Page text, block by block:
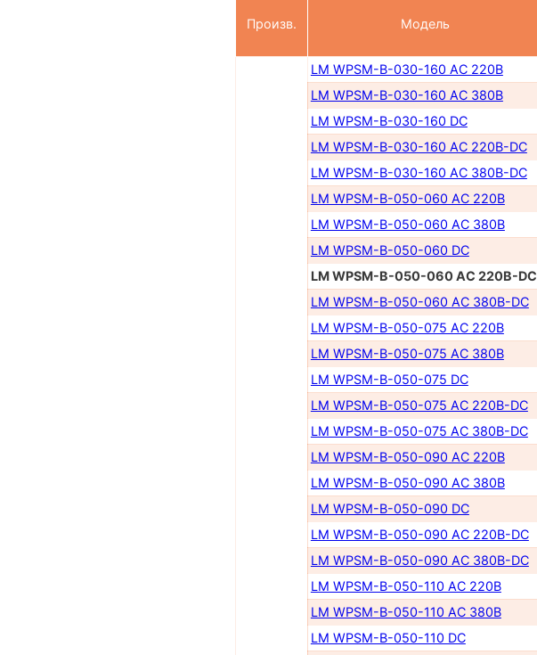
Произв. Модель
LM WPSM-B-030-160 AC 220В
LM WPSM-B-030-160 AC 380В
LM WPSM-B-030-160 DC
LM WPSM-B-030-160 AC 220B-DC
LM WPSM-B-030-160 AC 380B-DC
LM WPSM-B-050-060 AC 220B
LM WPSM-B-050-060 AC 380B
LM WPSM-B-050-060 DC
LM WPSM-B-050-060 AC 220В-DC
LM WPSM-B-050-060 AC 380В-DC
LM WPSM-B-050-075 AC 220В
LM WPSM-B-050-075 AC 380В
LM WPSM-B-050-075 DC
LM WPSM-B-050-075 AC 220В-DC
LM WPSM-B-050-075 AC 380В-DC
LM WPSM-B-050-090 AC 220В
LM WPSM-B-050-090 AC 380В
LM WPSM-B-050-090 DC
LM WPSM-B-050-090 AC 220В-DC
LM WPSM-B-050-090 AC 380В-DC
LM WPSM-B-050-110 AC 220В
LM WPSM-B-050-110 AC 380В
LM WPSM-B-050-110 DC